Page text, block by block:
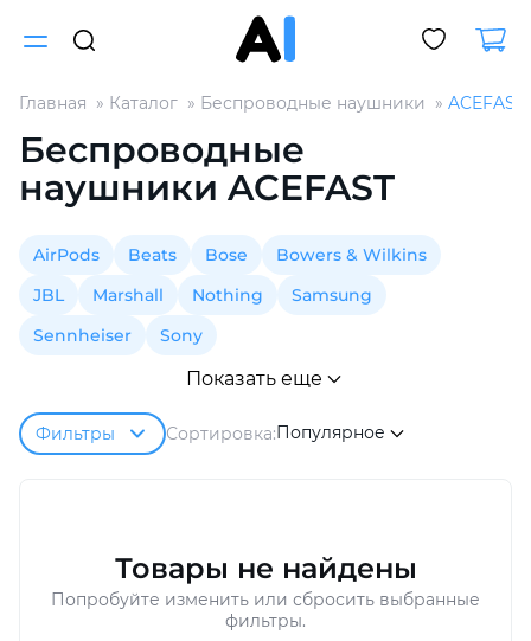
Главная Каталог Беспроводные наушники ACEFAST
Беспроводные
наушники ACEFAST
AirPods Beats Bose
Bowers & Wilkins
JBL
Marshall Nothing
Samsung
Sennheiser
Sony
Показать еще
Фильтры Сортировка:Популярное
Товары не найдены
Попробуйте изменить или сбросить выбранные
фильтры.
Для клиентов всех банков
Разбейте
без переплат
Сегодня
Добавляйте товары
в корзину